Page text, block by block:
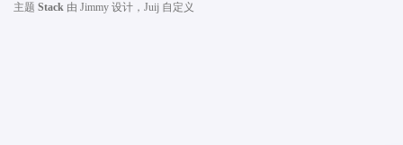
主题 Stack 由 Jimmy 设计，Juij 自定义